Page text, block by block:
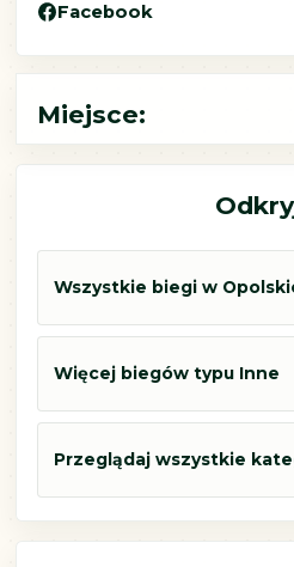
Facebook
Miejsce:
Wszystkie biegi w
Więcej biegów typu Inne
Przeglądaj wszystkie